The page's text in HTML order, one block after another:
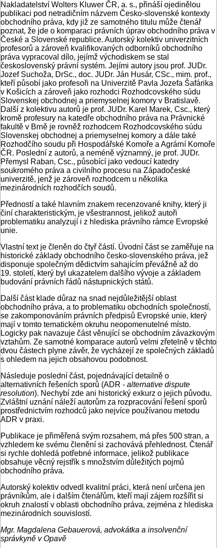
Nakladatelství Wolters Kluwer ČR, a. s., přináší ojedinělou
publikaci pod netradičním názvem Česko-slovenské kontexty
obchodního práva, kdy již ze samotného titulu může čtenář
poznat, že jde o komparaci právních úprav obchodního práva v
České a Slovenské republice. Autorský kolektiv univerzitních
profesorů a zároveň kvalifikovaných odborníků obchodního
práva vypracoval dílo, jejímž východiskem se stal
československý právní systém. Jejími autory jsou prof. JUDr.
Jozef Suchoža, DrSc., doc. JUDr. Ján Husár, CSc., mim. prof.,
kteří působí jako profesoři na Univerzitě Pavla Jozefa Šafárika
v Košicích a zároveň jako rozhodci Rozhodcovského súdu
Slovenskej obchodnej a priemyselnej komory v Bratislavě.
Další z kolektivu autorů je prof. JUDr. Karel Marek, Csc., který
kromě profesury na katedře obchodního práva na Právnické
fakultě v Brně je rovněž rozhodcem Rozhodcovského súdu
Slovenskej obchodnej a priemyselnej komory a dále také
Rozhodčího soudu při Hospodářské Komoře a Agrární Komoře
ČR. Poslední z autorů, a neméně významný, je prof. JUDr.
Přemysl Raban, Csc., působící jako vedoucí katedry
soukromého práva a civilního procesu na Západočeské
univerzitě, jenž je zároveň rozhodcem u několika
mezinárodních rozhodčích soudů.
Předností a také hlavním znakem recenzované knihy, který ji
činí charakteristickým, je všestrannost, jelikož autoři
problematiku analyzují i z hlediska právního rámce Evropské
unie.
Vlastní text je členěn do čtyř částí. Úvodní část se zaměřuje na
historické základy obchodního česko-slovenského práva, jež
disponuje společným dědictvím sahajícím převážně až do
19. století, který byl ukazatelem dalšího vývoje a základem
budování právních řádů nástupnických států.
Další část klade důraz na snad nejdůležitější oblast
obchodního práva, a to problematiku obchodních společností,
se zakomponováním právních předpisů Evropské unie, který
mají v tomto tematickém okruhu neopomenutelné místo.
Logicky pak navazuje část věnující se obchodním závazkovým
vztahům. Ze samotné komparace autorů velmi zřetelně v těchto
dvou částech plyne závěr, že vycházejí ze společných základů
s ohledem na jejich obsahovou podobnost.
Následuje poslední část, pojednávající detailně o
alternativních řešeních sporů (ADR - alternative dispute
resolution). Nechybí zde ani historický exkurz o jejich původu.
Zvláštní uznání náleží autorům za rozpracování řešení sporů
prostřednictvím rozhodců jako nejvíce používanou metodu
ADR v praxi.
Publikace je přiměřená svým rozsahem, má přes 500 stran, a
vzhledem ke svému členění si zachovává přehlednost. Čtenář
si rychle dohledá potřebné informace, jelikož publikace
obsahuje věcný rejstřík s množstvím důležitých pojmů
obchodního práva.
Autorský kolektiv odvedl kvalitní práci, která není určena jen
právníkům, ale i dalším čtenářům, kteří mají zájem rozšířit si
okruh znalostí v oblasti obchodního práva, zejména z hlediska
mezinárodních souvislostí.
Mgr. Magdalena Gebauerová, advokátka a insolvenční
správkyně v Opavě